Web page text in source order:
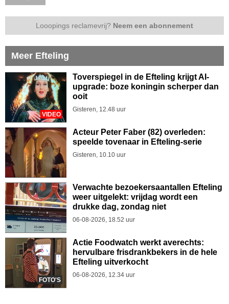
Looopings reclamevrij? Neem een abonnement
Meer Efteling
VIDEO
Toverspiegel in de Efteling krijgt AI-
upgrade: boze koningin scherper dan
ooit
Gisteren, 12.48 uur
Acteur Peter Faber (82) overleden:
speelde tovenaar in Efteling-serie
Gisteren, 10.10 uur
Verwachte bezoekersaantallen Efteling
weer uitgelekt: vrijdag wordt een
drukke dag, zondag niet
06-08-2026, 18.52 uur
FOTO'S
Actie Foodwatch werkt averechts:
hervulbare frisdrankbekers in de hele
Efteling uitverkocht
06-08-2026, 12.34 uur